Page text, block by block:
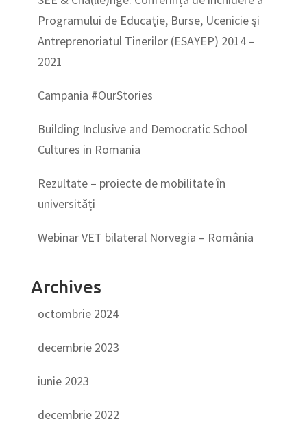
Programului de Educație, Burse, Ucenicie și
Antreprenoriatul Tinerilor (ESAYEP) 2014 –
2021
Campania #OurStories
Building Inclusive and Democratic School
Cultures in Romania
Rezultate – proiecte de mobilitate în
universități
Webinar VET bilateral Norvegia – România
Archives
octombrie 2024
decembrie 2023
iunie 2023
decembrie 2022